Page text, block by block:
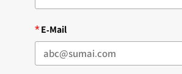
*E-Mail